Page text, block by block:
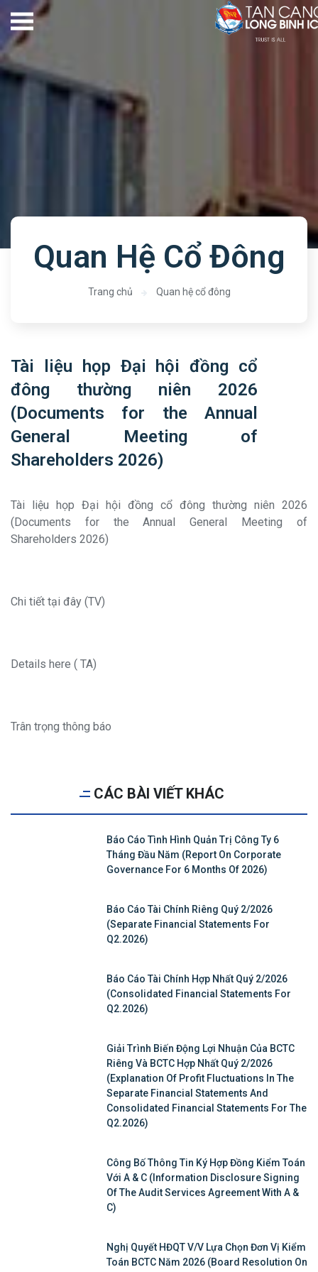
Quan Hệ Cổ Đông
Trang chủ Quan hệ cổ đông
Tài liệu họp Đại hội đồng cổ
đông thường niên 2026
(Documents for the Annual
General Meeting of
Shareholders 2026)
Tài liệu họp Đại hội đồng cổ đông thường niên 2026
(Documents for the Annual General Meeting of
Shareholders 2026)
Chi tiết tại đây (TV)
Details here ( TA)
Trân trọng thông báo
CÁC BÀI VIẾT KHÁC
Báo Cáo Tình Hình Quản Trị Công Ty 6
Tháng Đầu Năm (Report On Corporate
Governance For 6 Months Of 2026)
Báo Cáo Tài Chính Riêng Quý 2/2026
(Separate Financial Statements For
Q2.2026)
Báo Cáo Tài Chính Hợp Nhất Quý 2/2026
(Consolidated Financial Statements For
Q2.2026)
Giải Trình Biến Động Lợi Nhuận Của BCTC
Riêng Và BCTC Hợp Nhất Quý 2/2026
(Explanation Of Profit Fluctuations In The
Separate Financial Statements And
Consolidated Financial Statements For The
Q2.2026)
Công Bố Thông Tin Ký Hợp Đồng Kiểm Toán
Với A & C (Information Disclosure Signing
Of The Audit Services Agreement With A &
C)
Nghị Quyết HĐQT V/v Lựa Chọn Đơn Vị Kiểm
Toán BCTC Năm 2026 (Board Resolution On